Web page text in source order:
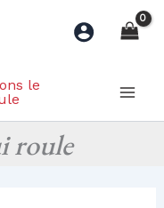
roule